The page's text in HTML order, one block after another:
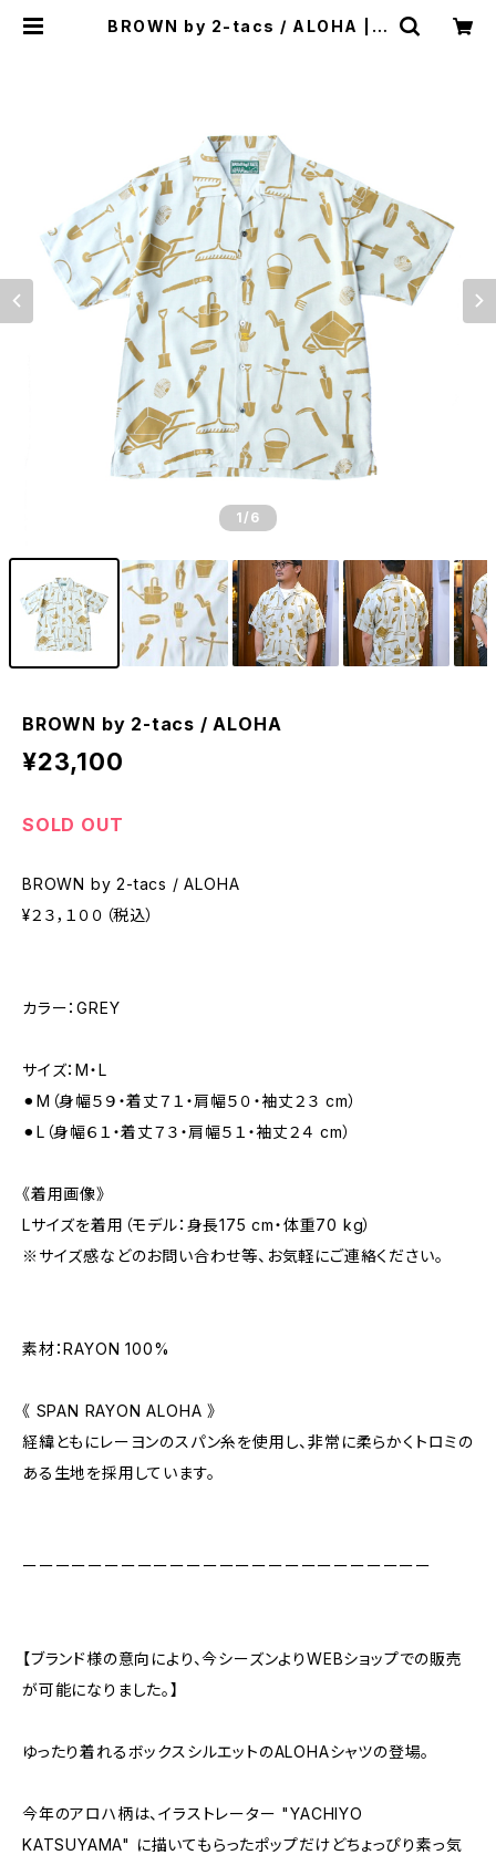
BROWN by 2-tacs / ALOHA | s
1 /6
BROWN by 2-tacs / ALOHA
¥23,100
SOLD OUT
BROWN by 2-tacs / ALOHA
¥２３，１００（税込）
カラー：GREY
サイズ：M・L
⚫︎M（身幅５９・着丈７１・肩幅５０・袖丈２３ cm）
⚫︎L（身幅６１・着丈７３・肩幅５１・袖丈２４ cm）
《着用画像》
Lサイズを着用（モデル：身長175 cm・体重70 kg）
※サイズ感などのお問い合わせ等、お気軽にご連絡ください。
素材：RAYON 100%
《 SPAN RAYON ALOHA 》
経緯ともにレーヨンのスパン糸を使用し、非常に柔らかくトロミの
ある生地を採用しています。
ーーーーーーーーーーーーーーーーーーーーーーーーー
【ブランド様の意向により、今シーズンよりWEBショップでの販売
が可能になりました。】
ゆったり着れるボックスシルエットのALOHAシャツの登場。
今年のアロハ柄は、イラストレーター "YACHIYO
KATSUYAMA" に描いてもらったポップだけどちょっぴり素っ気